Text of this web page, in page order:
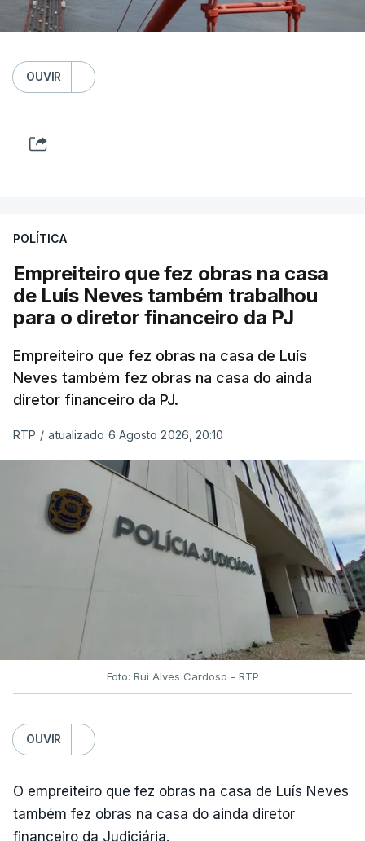
OUVIR
POLÍTICA
Empreiteiro que fez obras na casa
de Luís Neves também trabalhou
para o diretor financeiro da PJ
Empreiteiro que fez obras na casa de Luís
Neves também fez obras na casa do ainda
diretor financeiro da PJ.
RTP / atualizado 6 Agosto 2026, 20:10
Foto: Rui Alves Cardoso - RTP
OUVIR
O empreiteiro que fez obras na casa de Luís Neves
também fez obras na casa do ainda diretor
financeiro da Judiciária.